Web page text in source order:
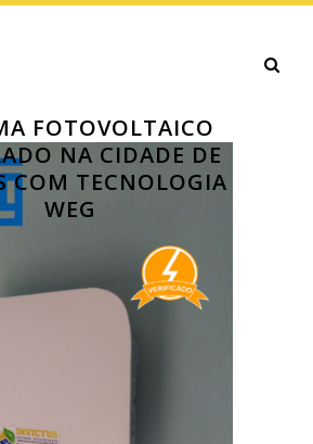
FOTOVOLTAICO
NA CIDADE DE
COM TECNOLOGIA
WEG